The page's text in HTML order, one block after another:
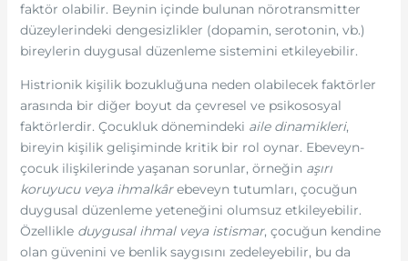
faktör olabilir. Beynin içinde bulunan nörotransmitter
düzeylerindeki dengesizlikler (dopamin, serotonin, vb.)
bireylerin duygusal düzenleme sistemini etkileyebilir.
Histrionik kişilik bozukluğuna neden olabilecek faktörler
arasında bir diğer boyut da çevresel ve psikososyal
faktörlerdir. Çocukluk dönemindeki aile dinamikleri,
bireyin kişilik gelişiminde kritik bir rol oynar. Ebeveyn-
çocuk ilişkilerinde yaşanan sorunlar, örneğin aşırı
koruyucu veya ihmalkârebeveyn tutumları, çocuğun
duygusal düzenleme yeteneğini olumsuz etkileyebilir.
Özellikle duygusal ihmal veya istismar, çocuğun kendine
olan güvenini ve benlik saygısını zedeleyebilir, bu da